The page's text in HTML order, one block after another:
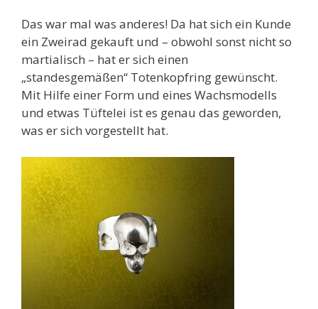
Das war mal was anderes! Da hat sich ein Kunde
ein Zweirad gekauft und – obwohl sonst nicht so
martialisch – hat er sich einen
„standesgemäßen“ Totenkopfring gewünscht.
Mit Hilfe einer Form und eines Wachsmodells
und etwas Tüftelei ist es genau das geworden,
was er sich vorgestellt hat.